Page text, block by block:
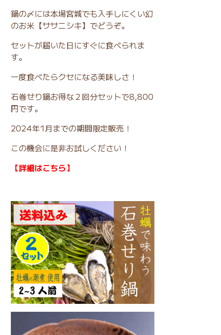
鍋の〆には本場宮城でも入手しにくい幻
のお米【ササニシキ】でどうぞ。
セットが届いた日にすぐに食べられま
す。
一度食べたらクセになる美味しさ！
石巻せり鍋お得な２回分セットで8,800
円です。
2024年1月までの期間限定販売！
この機会に是非お試しください！
【詳細はこちら】